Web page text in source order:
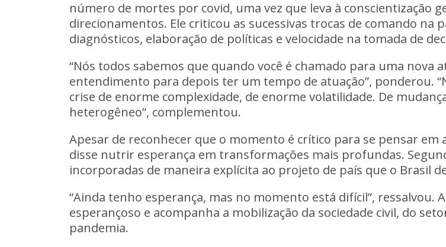
número de mortes por covid, uma vez que leva à conscientização
direcionamentos. Ele criticou as sucessivas trocas de comando na
diagnósticos, elaboração de políticas e velocidade na tomada de
“Nós todos sabemos que quando você é chamado para uma
entendimento para depois ter um tempo de atuação”, ponderou.
crise de enorme complexidade, de enorme volatilidade. De
heterogêneo”, complementou.
Apesar de reconhecer que o momento é crítico para se pensar em
disse nutrir esperança em transformações mais profundas.
incorporadas de maneira explícita ao projeto de país que o Brasil
“Ainda tenho esperança, mas no momento está difícil”,
esperançoso e acompanha a mobilização da sociedade civil, do
pandemia.